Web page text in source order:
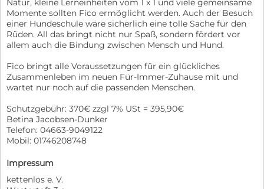
Momente sollten Fico ermöglicht werden. Auch der Besuch
einer Hundeschule wäre sicherlich eine tolle Sache für den
Rüden. All das bringt nicht nur Spaß, sondern fördert vor
allem auch die Bindung zwischen Mensch und Hund.
Fico bringt alle Voraussetzungen für ein glückliches
Zusammenleben im neuen Für-Immer-Zuhause mit und
wartet nur noch auf die passenden Menschen.
Schutzgebühr: 370€ zzgl 7% USt = 395,90€
Betina Jacobsen-Dunker
Telefon: 04663-9049122
Mobil: 01746208748
Impressum
kettenlos e. V.